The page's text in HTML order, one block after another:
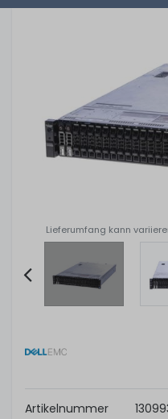
Lieferumfang kann
of
Artikelnummer